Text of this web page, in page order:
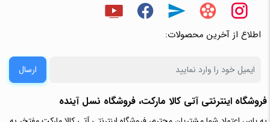
اطلاع از آخرین محصولات:
ارسال
فروشگاه اینترنتی آتی‌ کالا مارکت، فروشگاه نسل آینده